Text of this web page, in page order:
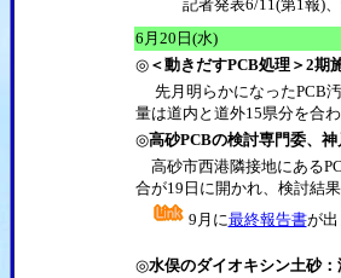
記者発表6/11(第1報)、
6月20日(水)
◎＜動きだすPCB処理＞2
先月明らかになったPCB
量は道内と道外15県分を合
◎高砂PCBの検討専門委、
高砂市西港隣接地にある
合が19日に開かれ、検討結
9月に最終報告書が出
◎水俣のダイオキシン土砂